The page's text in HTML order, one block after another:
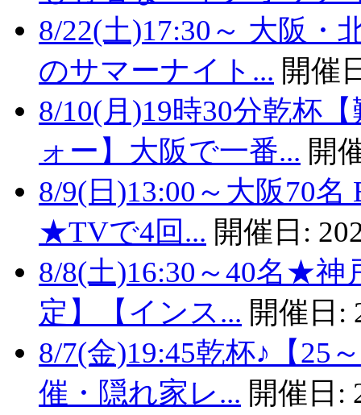
8/22(土)17:30～ 大阪
のサマーナイト... 開催
8/10(月)19時30分乾杯
ォー】大阪で一番... 開
8/9(日)13:00～大阪70
★TVで4回... 開催日:
8/8(土)16:30～40名★神
定】【インス... 開催日:
8/7(金)19:45乾杯♪【25
催・隠れ家レ... 開催日: